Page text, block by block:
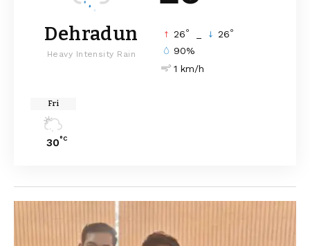
Dehradun
Heavy Intensity Rain
26° 26°
90%
1 km/h
Fri
30°C